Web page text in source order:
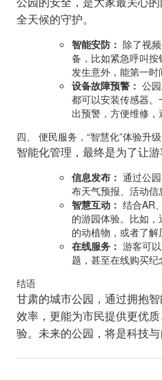
全天候的守护。
智能安防： 除了视
备，比如紧急呼叫
发生意外，能第一时
设备故障预警： 公
都可以安装传感器
出预警，方便维修，
四、 便民服务，“智慧化”体验升级
智能化管理，最终是为了让游
信息发布： 通过公
布天气预报、活动信
智慧互动： 结合AR
的游园体验。比如
的动植物，或者了解
在线服务： 游客可
题，甚至在线购买纪
结语
甘肃的城市公园，通过拥抱
效率，更能为市民提供更优
验。未来的公园，将是科技与